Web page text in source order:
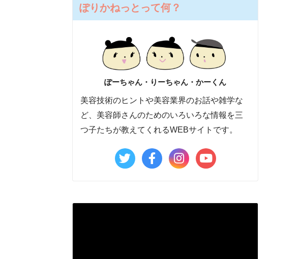
ぽりかねっとって何？
ぽーちゃん・りーちゃん・かーくん
美容技術のヒントや美容業界のお話や雑学な
ど、美容師さんのためのいろいろな情報を三
つ子たちが教えてくれるWEBサイトです。